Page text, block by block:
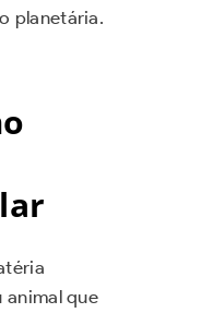
planetária.
animal que